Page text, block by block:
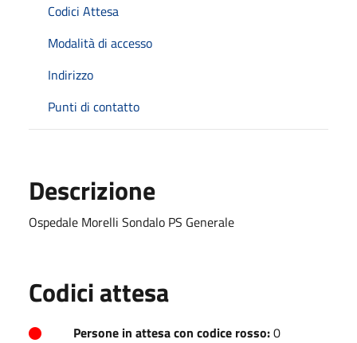
Codici Attesa
Modalità di accesso
Indirizzo
Punti di contatto
Descrizione
Ospedale Morelli Sondalo PS Generale
Codici attesa
Persone in attesa con codice rosso:0